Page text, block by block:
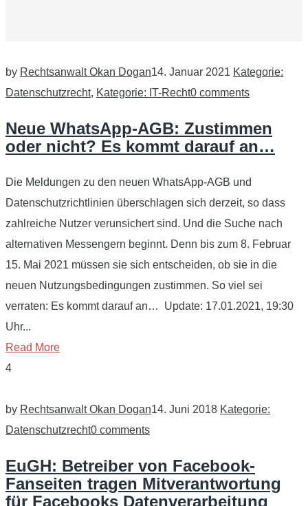
by Rechtsanwalt Okan Dogan14. Januar 2021 Kategorie:
Datenschutzrecht, Kategorie: IT-Recht0 comments
Neue WhatsApp-AGB: Zustimmen
oder nicht? Es kommt darauf an…
Die Meldungen zu den neuen WhatsApp-AGB und
Datenschutzrichtlinien überschlagen sich derzeit, so dass
zahlreiche Nutzer verunsichert sind. Und die Suche nach
alternativen Messengern beginnt. Denn bis zum 8. Februar
15. Mai 2021 müssen sie sich entscheiden, ob sie in die
neuen Nutzungsbedingungen zustimmen. So viel sei
verraten: Es kommt darauf an… Update: 17.01.2021, 19:30
Uhr...
Read More
4
by Rechtsanwalt Okan Dogan14. Juni 2018 Kategorie:
Datenschutzrecht0 comments
EuGH: Betreiber von Facebook-
Fanseiten tragen Mitverantwortung
für Facebooks Datenverarbeitung